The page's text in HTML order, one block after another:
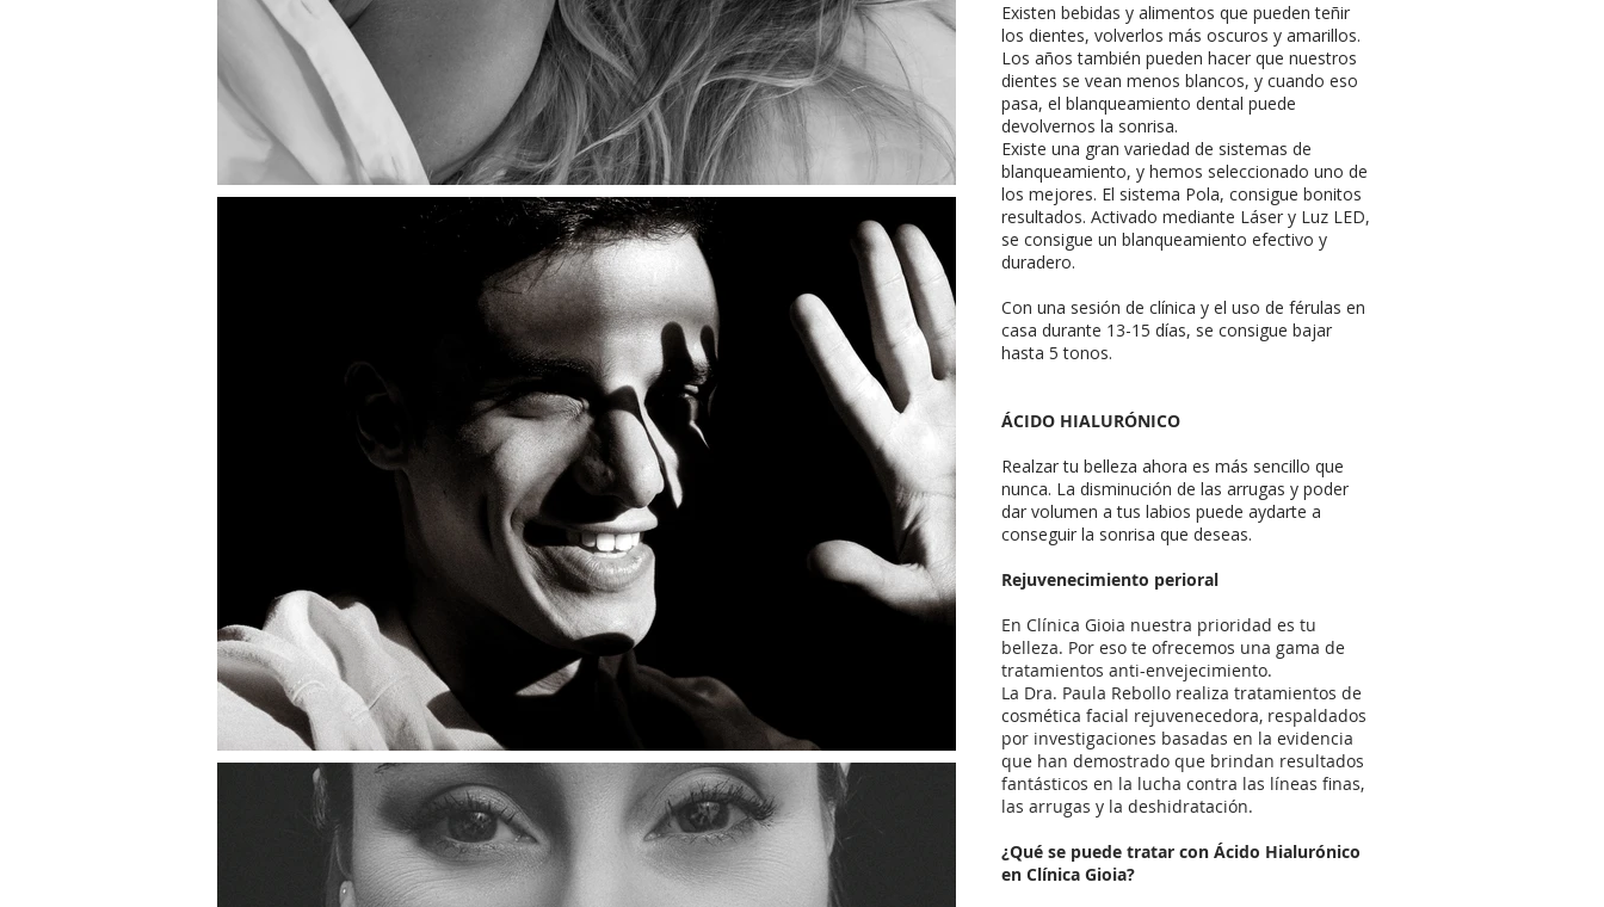
Existen bebidas y alimentos que pueden teñir
los dientes, volverlos más oscuros y amarillos.
Los años también pueden hacer que nuestros
dientes se vean menos blancos, y cuando eso
pasa, el blanqueamiento dental puede
devolvernos la sonrisa.
Existe una gran variedad de sistemas de
blanqueamiento, y hemos seleccionado uno de
los mejores. El sistema Pola, consigue bonitos
resultados. Activado mediante Láser y Luz LED,
se consigue un blanqueamiento efectivo y
duradero.
Con una sesión de clínica y el uso de férulas en
casa durante 13-15 días, se consigue bajar
hasta 5 tonos.
​ÁCIDO HIALURÓNICO
Realzar tu belleza ahora es más sencillo que
nunca. La disminución de las arrugas y poder
dar volumen a tus labios puede aydarte a
conseguir la sonrisa que deseas.
Rejuvenecimiento perioral
En Clínica Gioia nuestra prioridad es tu
belleza. Por eso te ofrecemos una gama de
tratamientos anti-envejecimiento.
La Dra. Paula Rebollo realiza tratamientos de
cosmética facial rejuvenecedora, respaldados
por investigaciones basadas en la evidencia
que han demostrado que brindan resultados
fantásticos en la lucha contra las líneas finas,
las arrugas y la deshidratación.
¿Qué se puede tratar con Ácido Hialurónico
en Clínica Gioia?